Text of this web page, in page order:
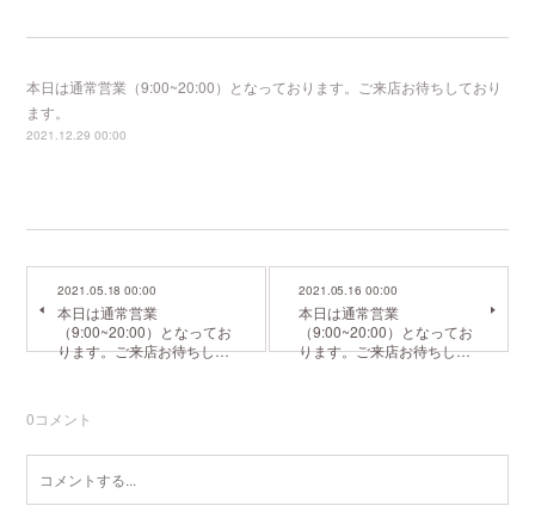
本日は通常営業（9:00~20:00）となっております。ご来店お待ちしており
ます。
2021.12.29 00:00
2021.05.18 00:00
本日は通常営業
（9:00~20:00）となってお
ります。ご来店お待ちし…
2021.05.16 00:00
本日は通常営業
（9:00~20:00）となってお
ります。ご来店お待ちし…
0コメント